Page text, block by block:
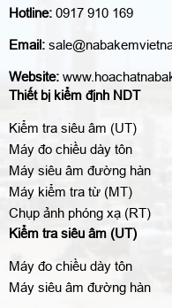
Hotline: 0917 910 169
Email:
Website:
Thiết bị kiểm định NDT
Kiểm tra siêu âm (UT)
Máy đo chiều dày tôn
Máy siêu âm đường hàn
Máy kiểm tra từ (MT)
Chụp ảnh phóng xạ (RT)
Kiểm tra siêu âm (UT)
Máy đo chiều dày tôn
Máy siêu âm đường hàn